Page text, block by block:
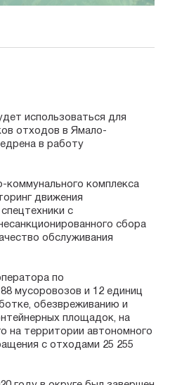
использоваться для
отходов в Ямало-
в работу
коммунального комплекса
движения
с
сбора
обслуживания
по
мусоровозов и 12 единиц
обезвреживанию и
площадок, на
на территории автономного
с отходами 25 255